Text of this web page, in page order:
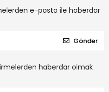
e-posta ile haberdar
Gönder
haberdar olmak